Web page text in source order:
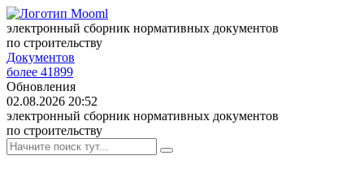
электронный сборник нормативных документов
по строительству
Документов
более 41899
Обновления
02.08.2026 20:52
электронный сборник нормативных документов
по строительству